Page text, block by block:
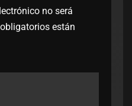
no será
están